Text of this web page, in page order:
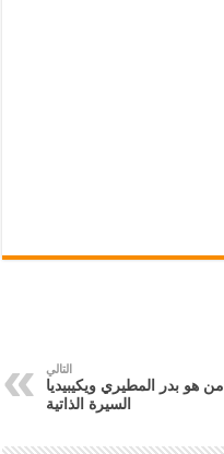
التالي
من هو بدر المطيري ويكيبيديا
السيرة الذاتية